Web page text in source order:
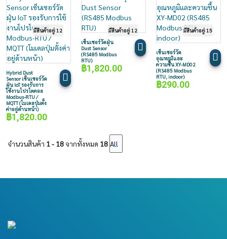
Hybrid Dust
Sensor เซ็นเซอร์วัด
ฝุ่น IoT รองรับการ
ใช้งานโปรโตคอล
Modbus-RTU /
MQTT (โมเดลปุ่มตั้ง
ค่าอยู่ด้านหน้า)
฿1,820.00
มีสินค้าอยู่ 12
เซ็นเซอร์วัดฝุ่น
Dust Sensor
(RS485 Modbus
RTU)
฿1,820.00
มีสินค้าอยู่ 12
เซ็นเซอร์วัด
อุณหภูมิและ
ความชื้น XY-MD02
(RS485 Modbus
RTU, indoor)
฿290.00
มีสินค้าอยู่ 15
จำนวนสินค้า 1 - 18จากทั้งหมด 18